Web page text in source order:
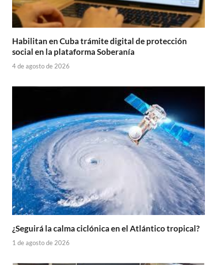
Habilitan en Cuba trámite digital de protección
social en la plataforma Soberanía
4 de agosto de 2026
¿Seguirá la calma ciclónica en el Atlántico tropical?
1 de agosto de 2026